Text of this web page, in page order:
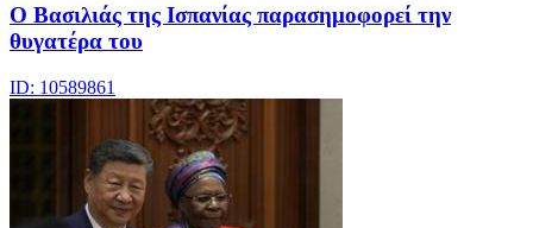
Ο Βασιλιάς της Ισπανίας παρασημοφορεί την
θυγατέρα του
ID: 10589861